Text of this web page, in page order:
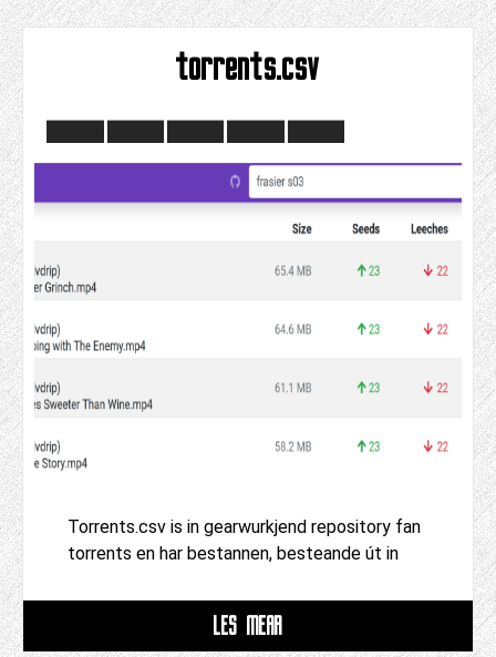
torrents.csv
Torrents.csv is in gearwurkjend repository fan
torrents en har bestannen, besteande út in
LÊS MEAR